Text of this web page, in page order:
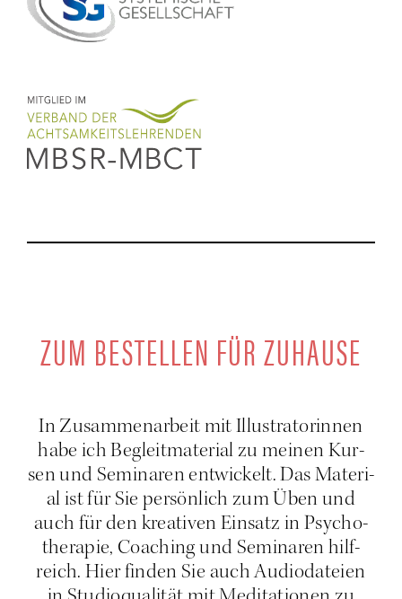
ZUM BESTEL­LEN FÜR ZUHAUSE
In Zusam­men­ar­beit mit Illus­tra­to­rin­nen
habe ich Begleit­ma­te­ri­al zu mei­nen Kur­
sen und Semi­na­ren ent­wi­ckelt. Das Mate­ri­
al ist für Sie per­sön­lich zum Üben und
auch für den krea­ti­ven Ein­satz in Psy­cho­
the­ra­pie, Coa­ching und Semi­na­ren hilf­
reich. Hier fin­den Sie auch Audio­da­tei­en